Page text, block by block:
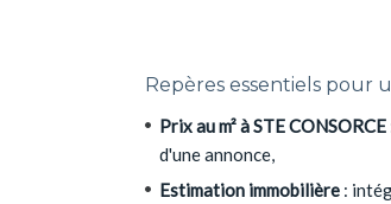
Repères essentiels pour
Prix au m² à STE CONSORCE
d'une annonce,
Estimation immobilière :